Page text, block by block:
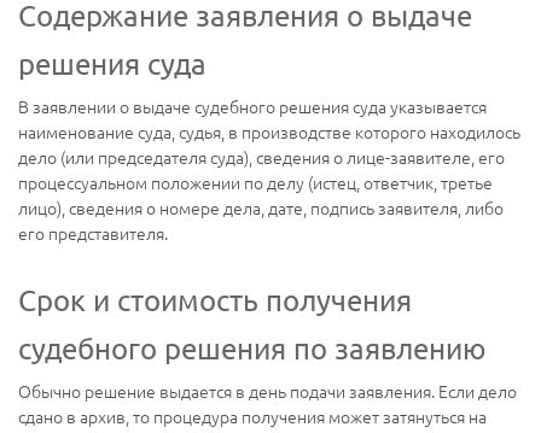
Содержание заявления о выдаче
решения суда
В заявлении о выдаче судебного решения суда указывается
наименование суда, судья, в производстве которого находилось
дело (или председателя суда), сведения о лице-заявителе, его
процессуальном положении по делу (истец, ответчик, третье
лицо), сведения о номере дела, дате, подпись заявителя, либо
его представителя.
Срок и стоимость получения
судебного решения по заявлению
Обычно решение выдается в день подачи заявления. Если дело
сдано в архив, то процедура получения может затянуться на